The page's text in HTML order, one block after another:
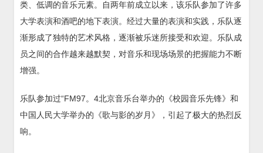
类、低调的音乐元素。自两年前成立以来，该乐队参加了许多
大学表演和酒吧的地下表演。经过大量的表演和实践，乐队逐
渐形成了独特的艺术风格，逐渐被乐迷所接受和欢迎。乐队成
员之间的合作越来越默契，对音乐和现场场景的把握能力不断
增强。
乐队参加过“FM97。4北京音乐台举办的《校园音乐先锋》和
中国人民大学举办的《歌与影的岁月》，引起了极大的热烈反
响。